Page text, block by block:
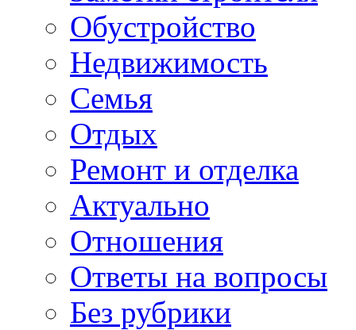
Обустройство
Недвижимость
Семья
Отдых
Ремонт и отделка
Актуально
Отношения
Ответы на вопросы
Без рубрики